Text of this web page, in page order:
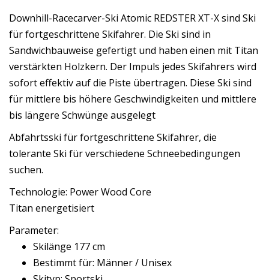
Downhill-Racecarver-Ski Atomic REDSTER XT-X sind Ski
für fortgeschrittene Skifahrer. Die Ski sind in
Sandwichbauweise gefertigt und haben einen mit Titan
verstärkten Holzkern. Der Impuls jedes Skifahrers wird
sofort effektiv auf die Piste übertragen. Diese Ski sind
für mittlere bis höhere Geschwindigkeiten und mittlere
bis längere Schwünge ausgelegt
Abfahrtsski für fortgeschrittene Skifahrer, die
tolerante Ski für verschiedene Schneebedingungen
suchen.
Technologie: Power Wood Core
Titan energetisiert
Parameter:
Skilänge 177 cm
Bestimmt für: Männer / Unisex